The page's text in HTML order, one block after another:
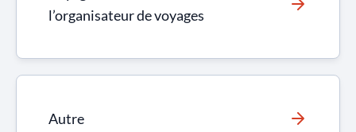
l’organisateur de voyages
Autre